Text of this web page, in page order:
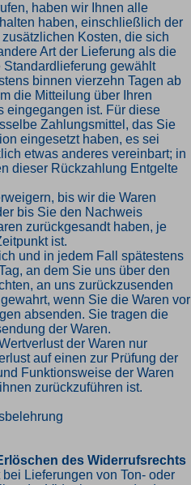
haben wir Ihnen alle
haben, einschließlich der
Kosten, die sich
Art der Lieferung als die
gewählt
binnen vierzehn Tagen ab
die Mitteilung über Ihren
eingegangen ist. Für diese
Zahlungsmittel, das Sie
eingesetzt haben, es sei
etwas anderes vereinbart; in
dieser Rückzahlung Entgelte
bis wir die Waren
bis Sie den Nachweis
zurückgesandt haben, je
ist.
und in jedem Fall spätestens
an dem Sie uns über den
an uns zurückzusenden
wenn Sie die Waren vor
absenden. Sie tragen die
der Waren.
der Waren nur
auf einen zur Prüfung der
Funktionsweise der Waren
zurückzuführen ist.
des Widerrufsrechts
Lieferungen von Ton- oder